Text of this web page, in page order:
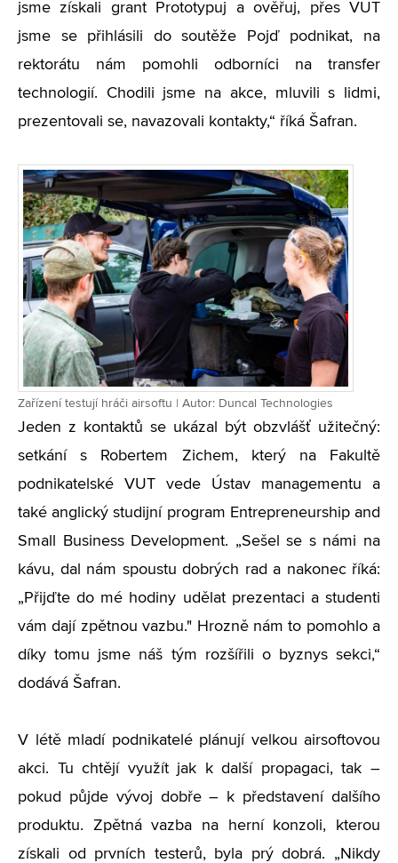
jsme získali grant Prototypuj a ověřuj, přes VUT
jsme se přihlásili do soutěže Pojď podnikat, na
rektorátu nám pomohli odborníci na transfer
technologií. Chodili jsme na akce, mluvili s lidmi,
prezentovali se, navazovali kontakty,“ říká Šafran.
Zařízení testují hráči airsoftu | Autor: Duncal Technologies
Jeden z kontaktů se ukázal být obzvlášť užitečný:
setkání s Robertem Zichem, který na Fakultě
podnikatelské VUT vede Ústav managementu a
také anglický studijní program Entrepreneurship and
Small Business Development. „Sešel se s námi na
kávu, dal nám spoustu dobrých rad a nakonec říká:
„Přijďte do mé hodiny udělat prezentaci a studenti
vám dají zpětnou vazbu." Hrozně nám to pomohlo a
díky tomu jsme náš tým rozšířili o byznys sekci,“
dodává Šafran.
V létě mladí podnikatelé plánují velkou airsoftovou
akci. Tu chtějí využít jak k další propagaci, tak –
pokud půjde vývoj dobře – k představení dalšího
produktu. Zpětná vazba na herní konzoli, kterou
získali od prvních testerů, byla prý dobrá. „Nikdy